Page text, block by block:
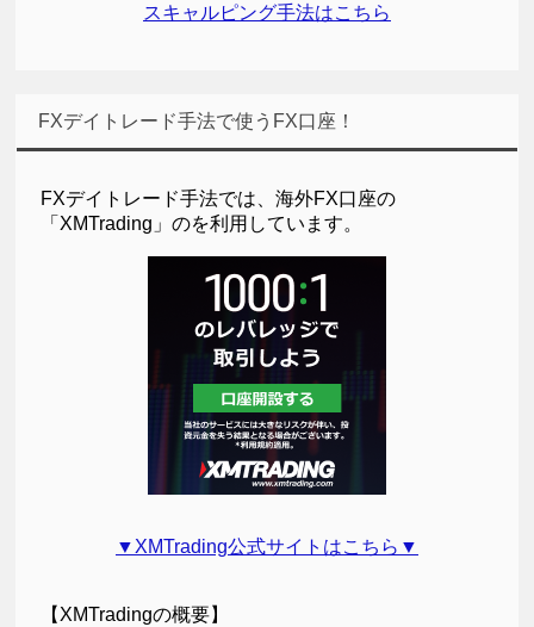
スキャルピング手法はこちら
FXデイトレード手法で使うFX口座！
FXデイトレード手法では、海外FX口座の
「XMTrading」のを利用しています。
▼XMTrading公式サイトはこちら▼
【XMTradingの概要】